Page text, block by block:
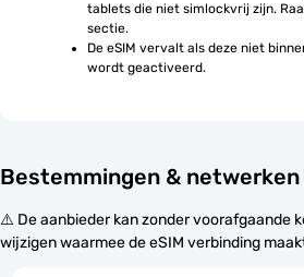
tablets die niet simlockvrij zijn.
sectie.
De eSIM vervalt als deze niet
wordt geactiveerd.
Bestemmingen & netwerken
⚠️ De aanbieder kan zonder voorafgaande
wijzigen waarmee de eSIM verbinding